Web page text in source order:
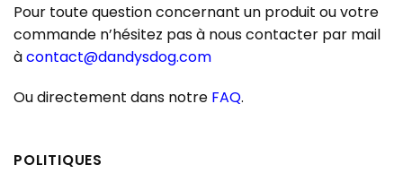
Pour toute question concernant un produit ou votre
commande n’hésitez pas à nous contacter par mail
àcontact@dandysdog.com
Ou directement dans notre FAQ.
POLITIQUES